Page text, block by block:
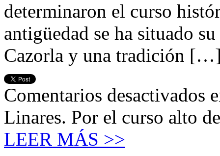
determinaron el curso
antigüedad se ha situado
Cazorla y una tradición
Comentarios desactivados
Linares. Por el curso alto
LEER MÁS >>